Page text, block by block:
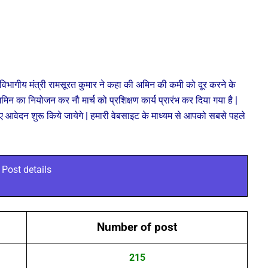
विभागीय मंत्री रामसूरत कुमार ने कहा की अमिन की कमी को दूर करने के
नियोजन कर नौ मार्च को प्रशिक्षण कार्य प्रारंभ कर दिया गया है |
आवेदन शुरू किये जायेगे | हमारी वेबसाइट के माध्यम से आपको सबसे पहले
Post details
Number of post
215